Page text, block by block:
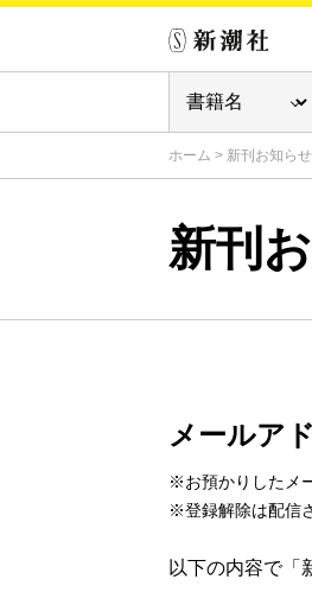
ホーム > 新刊お知ら
新刊
メールア
※お預かりしたメ
※登録解除は配信
以下の内容で「